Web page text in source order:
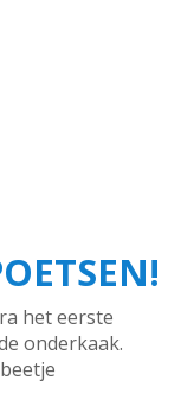
het eerste
onderkaak.